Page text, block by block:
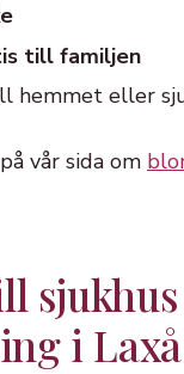
till familjen
hemmet eller
vår sida om
i Laxå